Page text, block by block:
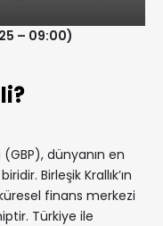
– 09:00)
dünyanın en
Birleşik Krallık’ın
finans merkezi
Türkiye ile